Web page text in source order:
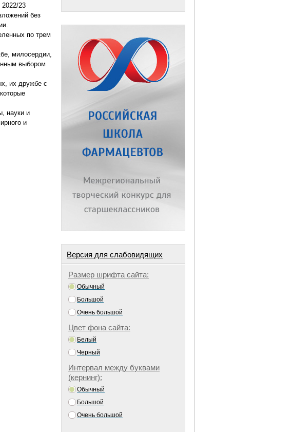
2022/23
без
по трем
милосердии,
выбором
их дружбе с
науки и
и
Версия для слабовидящих
Размер шрифта сайта:
Обычный
Большой
Очень большой
Цвет фона сайта:
Белый
Черный
Интервал между буквами
(кернинг):
Обычный
Большой
Очень большой